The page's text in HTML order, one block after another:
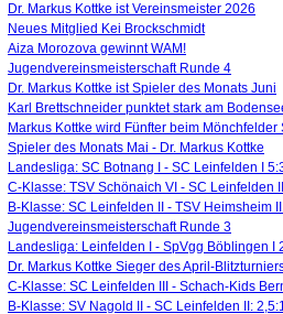
Dr. Markus Kottke ist Vereinsmeister 2026
Neues Mitglied Kei Brockschmidt
Aiza Morozova gewinnt WAM!
Jugendvereinsmeisterschaft Runde 4
Dr. Markus Kottke ist Spieler des Monats Juni
Karl Brettschneider punktet stark am
Markus Kottke wird Fünfter beim
Spieler des Monats Mai - Dr. Markus Kottke
Landesliga: SC Botnang I - SC Leinfelden I
C-Klasse: TSV Schönaich VI - SC Leinfelden
B-Klasse: SC Leinfelden II - TSV Heimsheim
Jugendvereinsmeisterschaft Runde 3
Landesliga: Leinfelden I - SpVgg Böblingen I
Dr. Markus Kottke Sieger des April-
C-Klasse: SC Leinfelden III - Schach-Kids
B-Klasse: SV Nagold II - SC Leinfelden II: